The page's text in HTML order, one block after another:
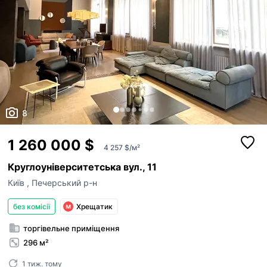
8
1 260 000 $ 4 257 $/м²
Круглоуніверситетська вул., 11
Київ , Печерський р-н
без комісії Хрещатик
торгівельне приміщення
296 м²
1 тиж. тому